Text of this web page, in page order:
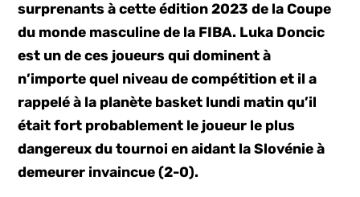
surprenants à cette édition 2023 de la Coupe
du monde masculine de la FIBA. Luka Doncic
est un de ces joueurs qui dominent à
n’importe quel niveau de compétition et il a
rappelé à la planète basket lundi matin qu’il
était fort probablement le joueur le plus
dangereux du tournoi en aidant la Slovénie à
demeurer invaincue (2-0).